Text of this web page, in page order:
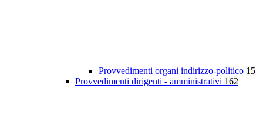
Provvedimenti organi indirizzo-politico 15
Provvedimenti dirigenti - amministrativi 162